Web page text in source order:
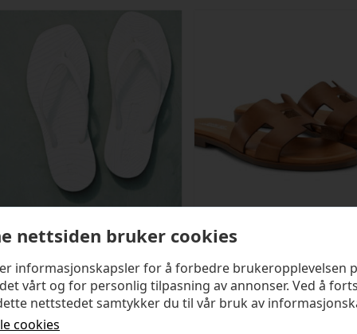
SLEEPERS
Tapered White
kr499,00
SHOE BIZ COPENHAGEN
Seattle Sandal
kr1 399,00
nettsiden bruker cookies
informasjonskapsler for å forbedre brukeropplevelsen
vårt og for personlig tilpasning av annonser. Ved å
nettstedet samtykker du til vår bruk av
cookies